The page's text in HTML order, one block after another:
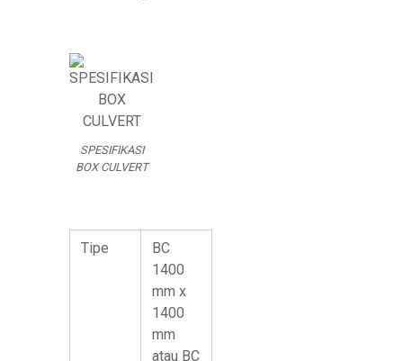
SPESIFIKASI
BOX CULVERT
Tipe
BC
1400
mm x
1400
mm
atau BC